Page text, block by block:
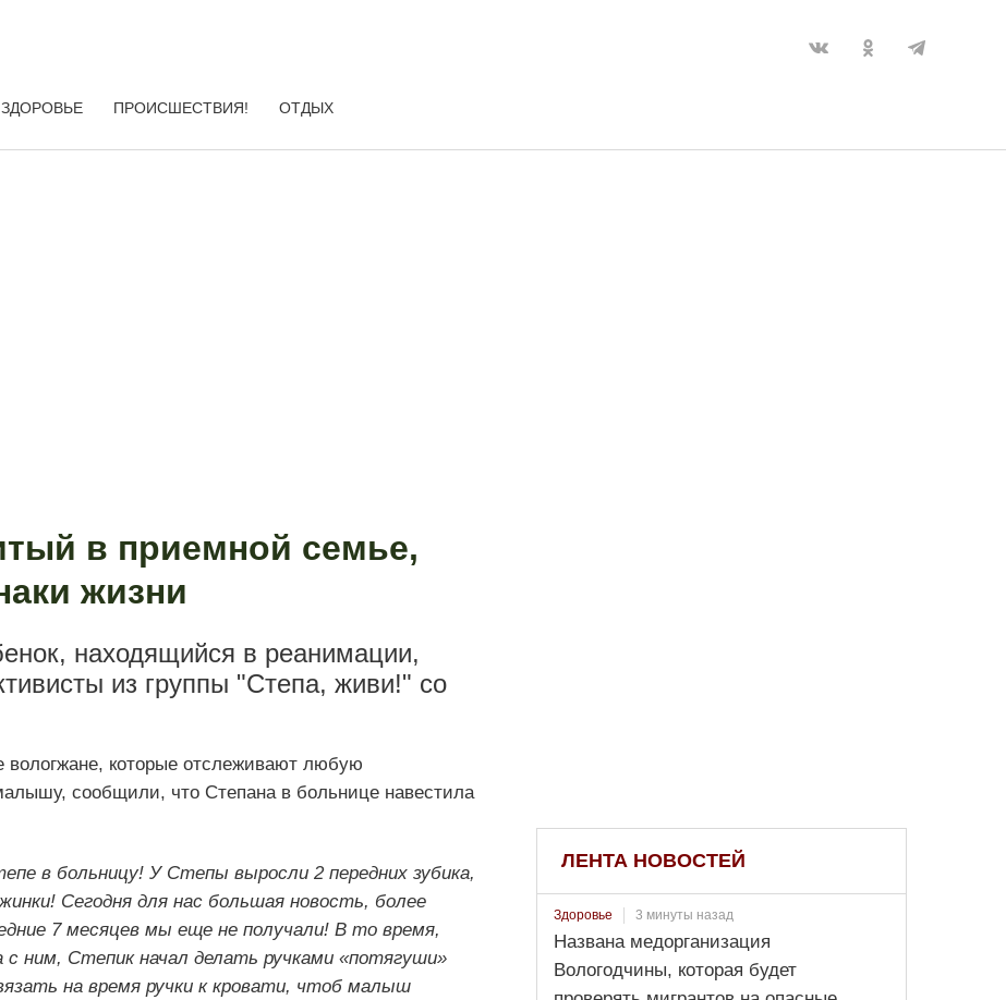
ЗДОРОВЬЕ ПРОИСШЕСТВИЯ! ОТДЫХ
в приемной семье,
жизни
находящийся в реанимации,
из группы "Степа, живи!" со
вологжане, которые отслеживают любую
сообщили, что Степана в больнице навестила
в больницу! У Степы выросли 2 передних зубика,
Сегодня для нас большая новость, более
7 месяцев мы еще не получали! В то время,
ним, Степик начал делать ручками «потягуши»
на время ручки к кровати, чтоб малыш
ЛЕНТА НОВОСТЕЙ
Здоровье 3 минуты назад
Названа медорганизация
Вологодчины, которая будет